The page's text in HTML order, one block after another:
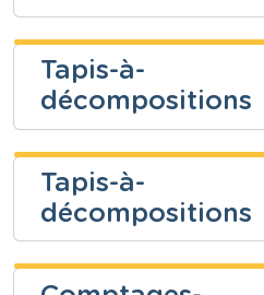
Tapis-à-
décompositions
Niveau
Fondamental
Mathématiques
Tapis-à-
décompositions